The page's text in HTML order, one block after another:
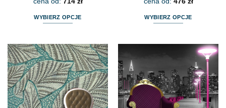
WYBIERZ OPCJE
ma
wiele
wariantów.
Opcje
można
wybrać
WYBIERZ OPCJE
wariantów.
Opcje
można
wybrać